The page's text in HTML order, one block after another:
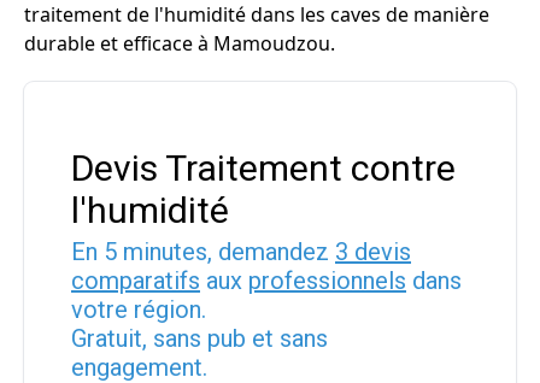
traitement de l'humidité dans les caves de manière
durable et efficace à Mamoudzou.
Devis Traitement contre
l'humidité
En 5 minutes, demandez 3 devis
comparatifs aux professionnels dans
votre région.
Gratuit, sans pub et sans
engagement.